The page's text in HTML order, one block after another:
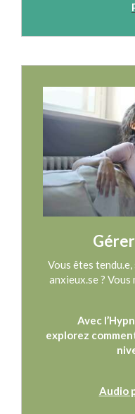
Vous êtes
anxieux.se ? Vous
Avec
explorez
Audio